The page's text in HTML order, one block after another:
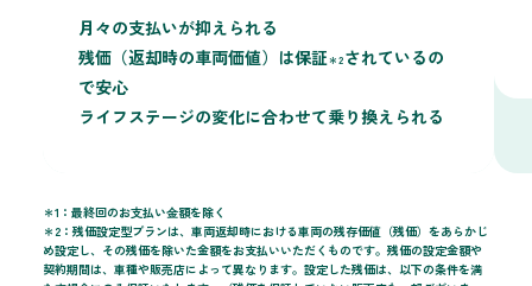
月々の支払いが抑えられる
残価（返却時の車両価値）は保証＊2されているの
で安心
ライフステージの変化に合わせて乗り換えられる
＊1：最終回のお⽀払い⾦額を除く
＊2：残価設定型プランは、車両返却時における車両の残存価値（残価）をあらかじ
め設定し、その残価を除いた金額をお支払いいただくものです。残価の設定金額や
契約期間は、車種や販売店によって異なります。設定した残価は、以下の条件を満